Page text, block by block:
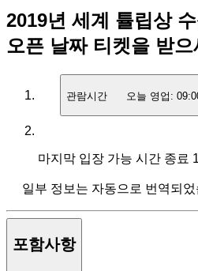
2019년 세계 튤립상
오픈 날짜 티켓을 받으
관람시간 오늘 영업:
마지막 입장 가능 시간 종료
일부 정보는 자동으로 번역되었
포함사항